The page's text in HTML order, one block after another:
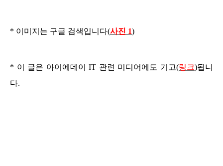
* 이미지는 구글 검색입니다(사진 1)
* 이 글은 아이에데이 IT 관련 미디어 에도 기고(링크)됩니
다.